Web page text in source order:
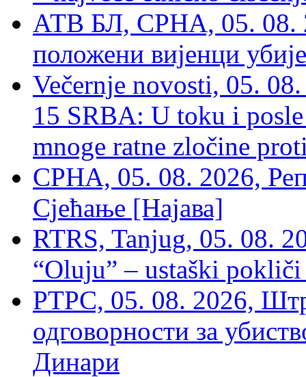
АТВ БЛ, СРНА, 05. 08.
положени вијенци
Večernje novosti, 05.
15 SRBA: U toku i
mnoge ratne zločine
СРНА, 05. 08. 2026,
Сјећање [Најава]
RTRS, Tanjug, 05. 08.
“Oluju” – ustaški
РТРС, 05. 08. 2026,
одговорности за
Динари